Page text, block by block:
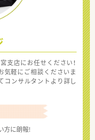
支店にお任せください！
気軽にご相談くださいま
コンサルタントより詳し
方に朗報!